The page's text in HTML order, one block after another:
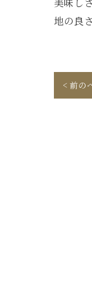
地の良
< 前の